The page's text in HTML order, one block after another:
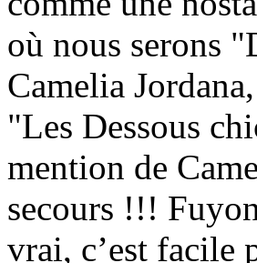
où nous serons
Camelia
"Les Dessous
mention de
secours !!!
vrai, c’est facile